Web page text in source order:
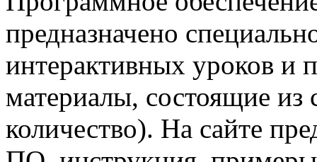
предназначено
интерактивных уроков и
материалы, состоящие из
количество). На сайте